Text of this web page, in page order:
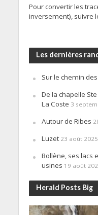
Pour convertir les
inversement), suivre
Les dernières
Sur le chemin
De la chapelle
La Coste 3
Autour de Ribes
Luzet 23 août 2025
Bollène, ses lacs
usines 19 août
Herald Posts Big